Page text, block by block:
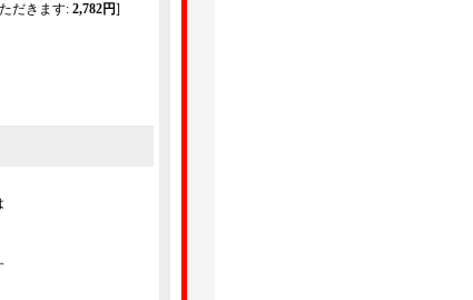
だきます: 2,782円]